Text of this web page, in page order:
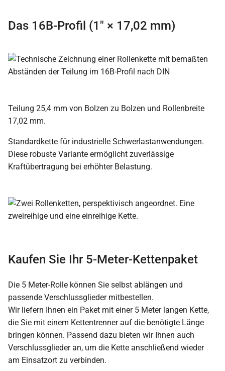
Das 16B-Profil (1″ × 17,02 mm)
Teilung 25,4 mm von Bolzen zu Bolzen und Rollenbreite
17,02 mm.
Standardkette für industrielle Schwerlastanwendungen.
Diese robuste Variante ermöglicht zuverlässige
Kraftübertragung bei erhöhter Belastung.
Kaufen Sie Ihr 5-Meter-Kettenpaket
Die 5 Meter-Rolle können Sie selbst ablängen und
passende Verschlussglieder mitbestellen.
Wir liefern Ihnen ein Paket mit einer 5 Meter langen Kette,
die Sie mit einem Kettentrenner auf die benötigte Länge
bringen können. Passend dazu bieten wir Ihnen auch
Verschlussglieder an, um die Kette anschließend wieder
am Einsatzort zu verbinden.